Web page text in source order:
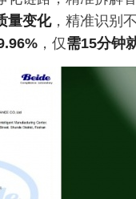
量变化，精准识别
，仅需15分钟